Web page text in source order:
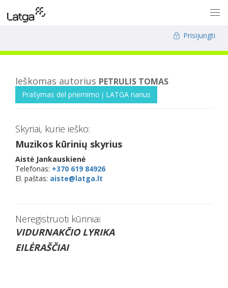
Prisijungti
Ieškomas autorius PETRULIS TOMAS
Prašymas dėl priėmimo į LATGA narius
Skyriai, kurie ieško:
Muzikos kūrinių skyrius
Aistė Jankauskienė
Telefonas: +370 619 84926
El. paštas: aiste@latga.lt
Neregistruoti kūriniai:
VIDURNAKČIO LYRIKA
EILĖRAŠČIAI